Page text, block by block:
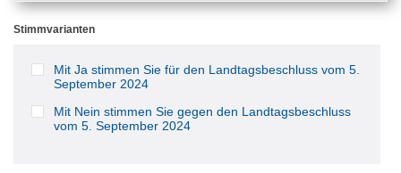
Stimmvarianten
Mit Ja stimmen Sie für den Landtagsbeschluss vom 5.
September 2024
Mit Nein stimmen Sie gegen den Landtagsbeschluss
vom 5. September 2024